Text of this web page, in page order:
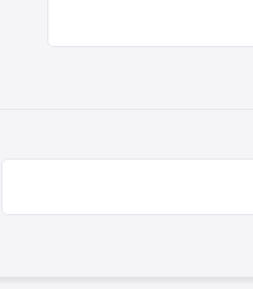
О компании Полезное